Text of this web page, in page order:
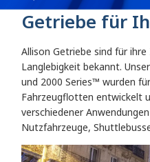
Getriebe für
Allison Getriebe sind für
Langlebigkeit bekannt.
und 2000 Series™ wurden
Fahrzeugflotten entwickelt
verschiedener
Nutzfahrzeuge,